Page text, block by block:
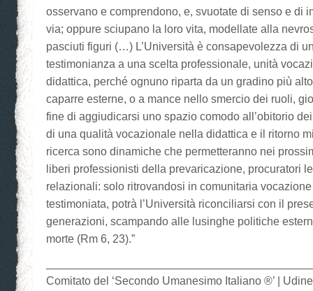
osservano e comprendono, e, svuotate di senso e di
via; oppure sciupano la loro vita, modellate alla
pasciuti figuri (…) L’Università è consapevolezza di
testimonianza a una scelta professionale, unità
didattica, perché ognuno riparta da un gradino più
caparre esterne, o a mance nello smercio dei ruoli,
fine di aggiudicarsi uno spazio comodo all’obitorio
di una qualità vocazionale nella didattica e il ritorno
ricerca sono dinamiche che permetteranno nei
liberi professionisti della prevaricazione, procuratori
relazionali: solo ritrovandosi in comunitaria
testimoniata, potrà l’Università riconciliarsi con il
generazioni, scampando alle lusinghe politiche
morte (Rm 6, 23).”
Comitato del ‘Secondo Umanesimo Italiano ®’ |